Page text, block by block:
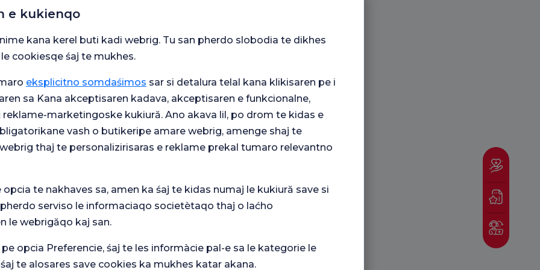
ca o pereche. În cadrul listei
histocompatibilă constând
donator cu grupa sanguină A.
mai mică șansă de a se potrivi, pot
într-o manieră sănătoasă prin
listei de transplant încrucișat.
rinichi unei rude, dar au probleme
ruda de pe lista de așteptare
de pe lista de transplant
fără așteptare.
transplantul de rinichi
de rinichi încrucișat. Cu
de sănătate și vârstele atât ale
donatorii sunt preferați să aibă
de transplant de rinichi
e kukienqo
kana kerel buti kadi webrig. Tu san pherdo slobodia te dikhes
cookiesqe śaj te mukhes.
eksplicitno somdaśimos sar si detalura telal kana klikisaren pe i
sa Kana akceptisaren kadava, akceptisaren e funkcionalne,
marketingoske kukiură. Ano akava lil, po drom te kidas e
vash o butikeripe amare webrig, amenge shaj te
thaj te personalizirisaras e reklame prekal tumaro relevantno
opcia te nakhaves sa, amen ka śaj te kidas numaj le kukiură save si
serviso le informaciaqo societètaqo thaj o laćho
le webrigăqo kaj san.
opcia Preferencie, śaj te les informàcie pal-e sa le kategorie le
te alosares save cookies ka mukhes katar akana.